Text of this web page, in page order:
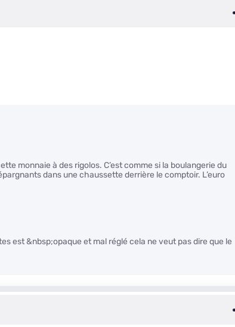
monnaie à des rigolos. C’est comme si la boulangerie du
dans une chaussette derrière le comptoir. L’euro
est &nbsp;opaque et mal réglé cela ne veut pas dire que le